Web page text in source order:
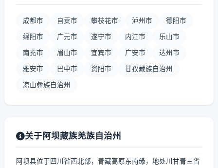
成都市 自贡市 攀枝花市 泸州市 德阳市
绵阳市 广元市 遂宁市 内江市 乐山市
南充市 眉山市 宜宾市 广安市 达州市
雅安市 巴中市 资阳市 甘孜藏族自治州
凉山彝族自治州
关于阿坝藏族羌族自治州
阿坝县位于四川省西北部，青藏高原东南缘，地处川甘青三省